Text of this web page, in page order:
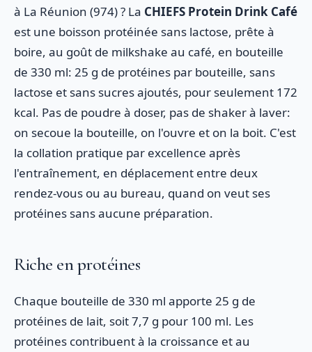
à La Réunion (974) ? La CHIEFS Protein Drink Café
est une boisson protéinée sans lactose, prête à
boire, au goût de milkshake au café, en bouteille
de 330 ml: 25 g de protéines par bouteille, sans
lactose et sans sucres ajoutés, pour seulement 172
kcal. Pas de poudre à doser, pas de shaker à laver:
on secoue la bouteille, on l'ouvre et on la boit. C'est
la collation pratique par excellence après
l'entraînement, en déplacement entre deux
rendez-vous ou au bureau, quand on veut ses
protéines sans aucune préparation.
Riche en protéines
Chaque bouteille de 330 ml apporte 25 g de
protéines de lait, soit 7,7 g pour 100 ml. Les
protéines contribuent à la croissance et au